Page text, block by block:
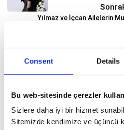
Consent Details
Bu web-sitesinde çerezler
Sizlere daha iyi bir hizmet
Sitemizde kendimize ve üçüncü
Yılmaz ve İçcan Ailelerin
Şamdan Plus
Okulu'ndayız